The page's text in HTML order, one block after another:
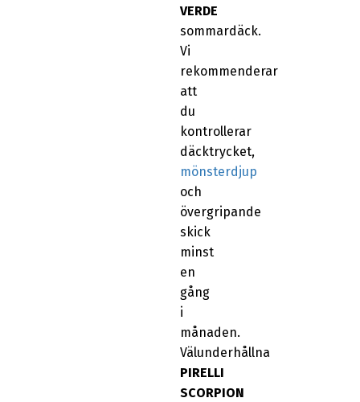
VERDE
sommardäck.
Vi
rekommenderar
att
du
kontrollerar
däcktrycket,
mönsterdjup
och
övergripande
skick
minst
en
gång
i
månaden.
Välunderhållna
PIRELLI
SCORPION